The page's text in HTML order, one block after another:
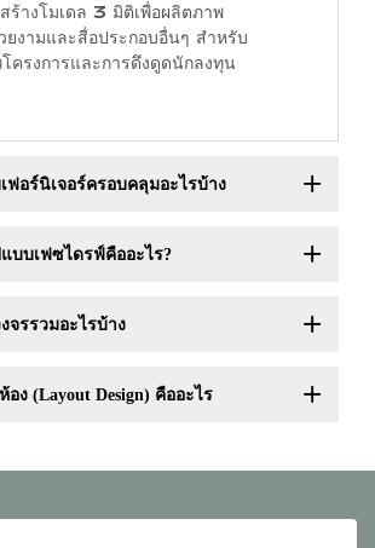
ร้างโมเดล 3 มิติเพื่อผลิตภาพ
ยงามและสื่อประกอบอื่นๆ สำหรับ
ครงการและการดึงดูดนักลงทุน
ฟอร์นิเจอร์ครอบคลุมอะไรบ้าง
บบเฟซไดรฟ์คืออะไร?
จรรวมอะไรบ้าง
ง (Layout Design) คืออะไร